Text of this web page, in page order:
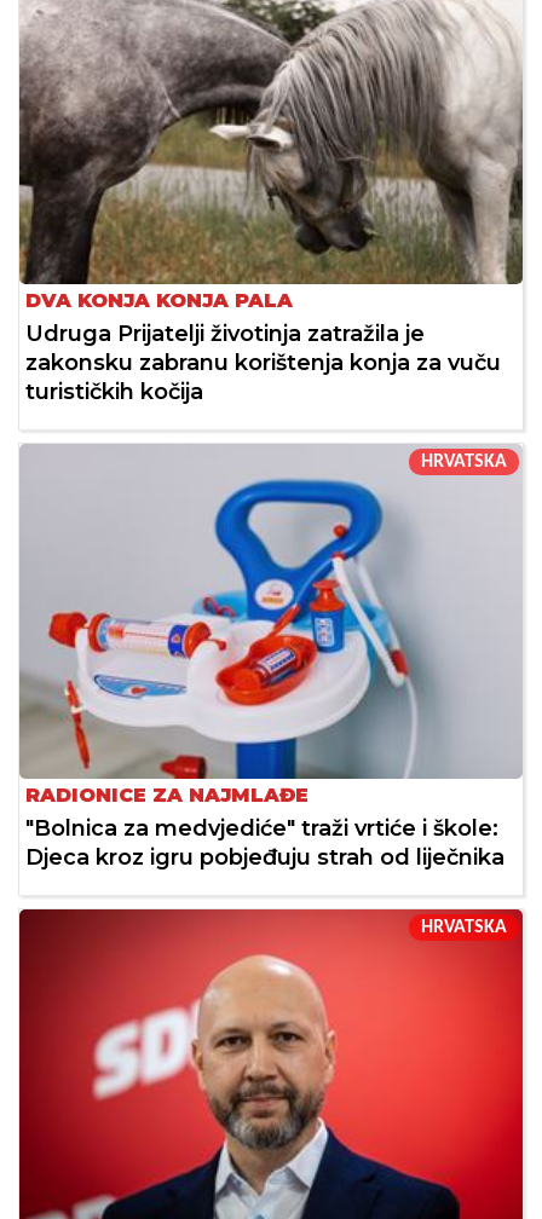
DVA KONJA KONJA PALA
Udruga Prijatelji životinja zatražila je
zakonsku zabranu korištenja konja za vuču
turističkih kočija
HRVATSKA
RADIONICE ZA NAJMLAĐE
"Bolnica za medvjediće" traži vrtiće i škole:
Djeca kroz igru pobjeđuju strah od liječnika
HRVATSKA